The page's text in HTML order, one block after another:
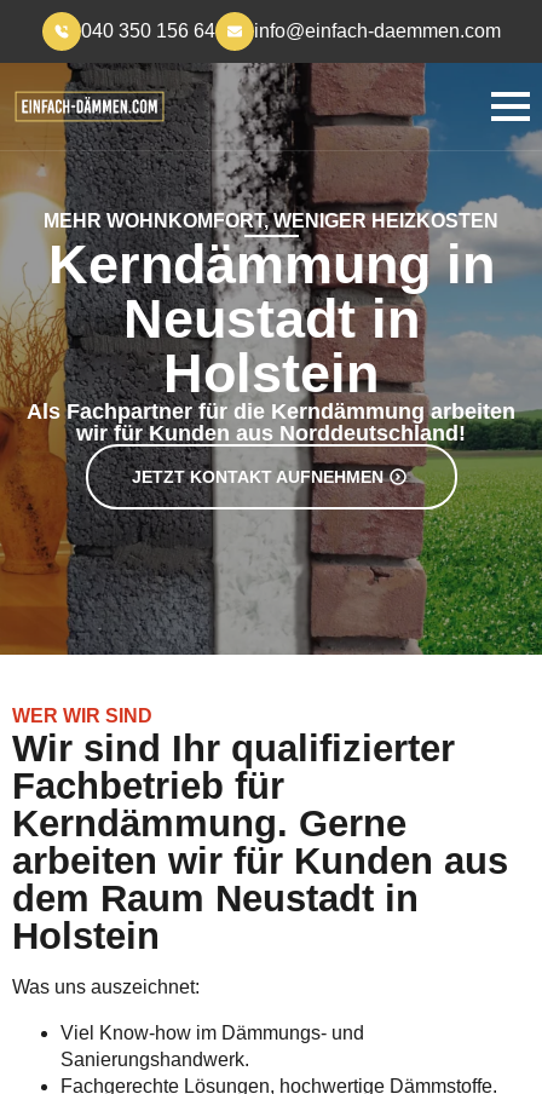
040 350 156 64 info@einfach-daemmen.com
MEHR WOHNKOMFORT, WENIGER HEIZKOSTEN
Kerndämmung in
Neustadt in
Holstein
Als Fachpartner für die Kerndämmung arbeiten
wir für Kunden aus Norddeutschland!
JETZT KONTAKT AUFNEHMEN
WER WIR SIND
Wir sind Ihr qualifizierter
Fachbetrieb für
Kerndämmung. Gerne
arbeiten wir für Kunden aus
dem Raum Neustadt in
Holstein
Was uns auszeichnet:
Viel Know-how im Dämmungs- und
Sanierungshandwerk.
Fachgerechte Lösungen, hochwertige Dämmstoffe.